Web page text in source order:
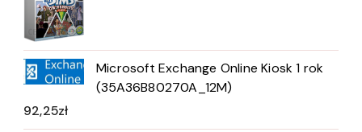
Microsoft Exchange Online Kiosk 1 rok
(35A36B80270A_12M)
92,25zł